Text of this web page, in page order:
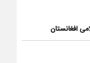
سوءاستفاده معاندین از